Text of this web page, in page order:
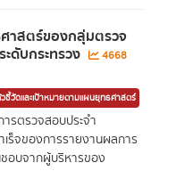
าสตร์ของกลุ่มตรวจ
ดับกระทรวง
4668
ชี้วัดและเป้าหมายตามแผนยุทธศาสตร์
รตรวจสอบประจำ
ร็จของการรายงานผลการ
ชอบจากผู้บริหารของ